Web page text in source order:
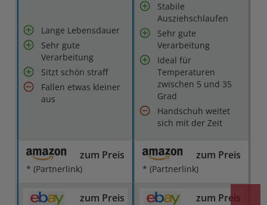
Lange Lebensdauer
Sehr gute
Verarbeitung
Sitzt schön straff
Fallen etwas kleiner
aus
Stabile
Ausziehschlaufen
Sehr gute
Verarbeitung
Ideal für
Temperaturen
zwischen 5 und 35
Grad
Handschuh weitet
sich mit der Zeit
zum Preis
* (Partnerlink)
zum Preis
* (Partnerlink)
zum Preis zum Preis